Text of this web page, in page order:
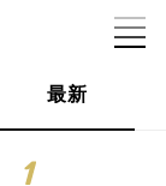
最新